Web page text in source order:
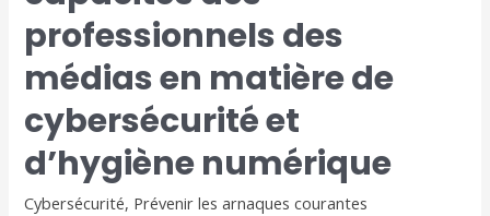
professionnels des
médias en matière de
cybersécurité et
d’hygiène numérique
Cybersécurité, Prévenir les arnaques courantes